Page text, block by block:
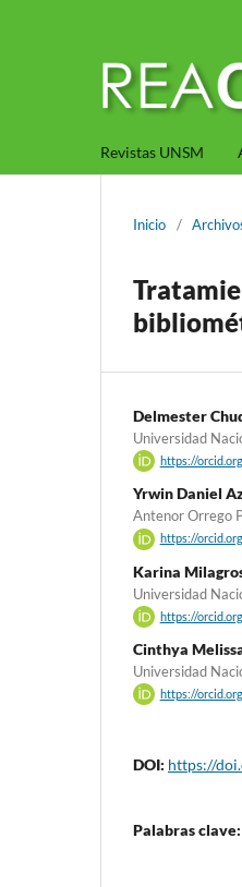
Revistas UNSM
Inicio /
Delmester
Universidad
https://
Yrwin Daniel
Antenor Orrego
https://
Karina
Universidad
https://
Cinthya
Universidad
https://
DOI: https://
Palabras clave: